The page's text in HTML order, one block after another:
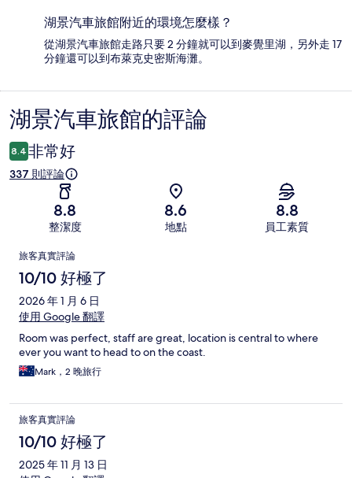
湖景汽車旅館附近的環境怎麼樣？
從湖景汽車旅館走路只要 2 分鐘就可以到麥覺里湖，另外走 17
分鐘還可以到布萊克史密斯海灘。
評
論
湖景汽車旅館的評論
8.4 非常好
337 則評論
8.8
整潔度
8.6
地點
8.8
員工素質
評
論
旅客真實評論
10/10 好極了
2026 年 1 月 6 日
使用 Google 翻譯
Room was perfect, staff are great, location is central to where
ever you want to head to on the coast.
Mark，2 晚旅行
旅客真實評論
10/10 好極了
2025 年 11 月 13 日